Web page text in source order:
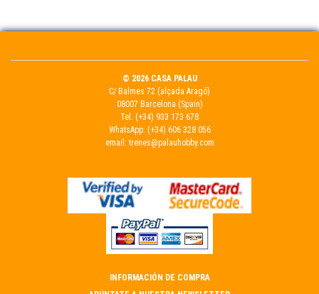
© 2026 CASA PALAU
C/ Balmes 72 (alçada Aragó)
08007 Barcelona (Spain)
Tel. (+34) 933 173 678
WhatsApp: (+34) 606 328 056
email: trenes@palauhobby.com
INFORMACIÓN DE COMPRA